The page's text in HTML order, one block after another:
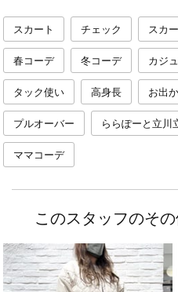
スカート チェック スカ
春コーデ 冬コーデ カジ
タック使い 高身長 お出
プルオーバー ららぽーと立川
ママコーデ
このスタッフのそ